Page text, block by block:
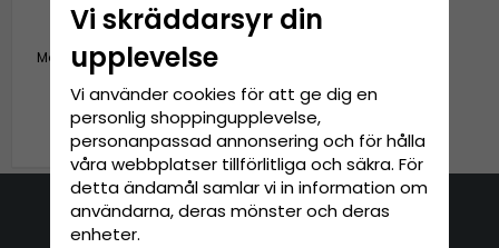
Mössor - Gårda Cashmere
Beanie (röd)
799 kr
Vi skräddarsyr din
upplevelse
Vi använder cookies för att ge dig en
personlig shoppingupplevelse,
personanpassad annonsering och för hålla
våra webbplatser tillförlitliga och säkra. För
detta ändamål samlar vi in information om
användarna, deras mönster och deras
enheter.